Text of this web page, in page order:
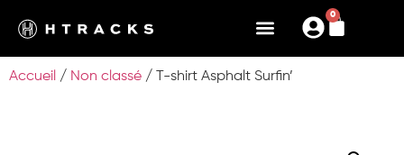
0
Accueil / Non classé / T-shirt Asphalt Surfin’